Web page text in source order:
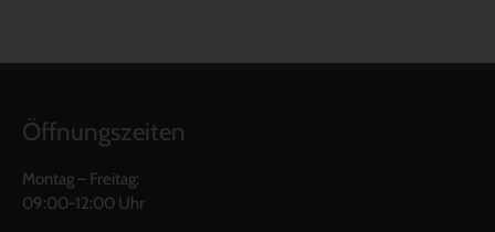
Öffnungszeiten
Montag – Freitag:
09:00-12:00 Uhr